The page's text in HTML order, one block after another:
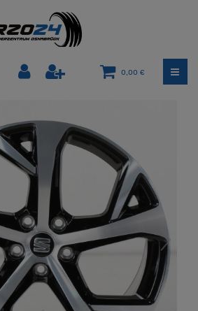
0,00 €